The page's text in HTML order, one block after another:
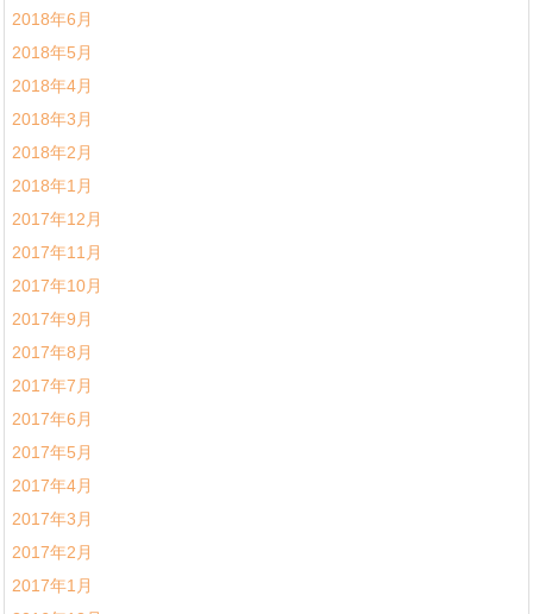
2018年6月
2018年5月
2018年4月
2018年3月
2018年2月
2018年1月
2017年12月
2017年11月
2017年10月
2017年9月
2017年8月
2017年7月
2017年6月
2017年5月
2017年4月
2017年3月
2017年2月
2017年1月